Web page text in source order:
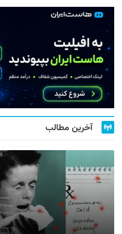
آخرین مطالب